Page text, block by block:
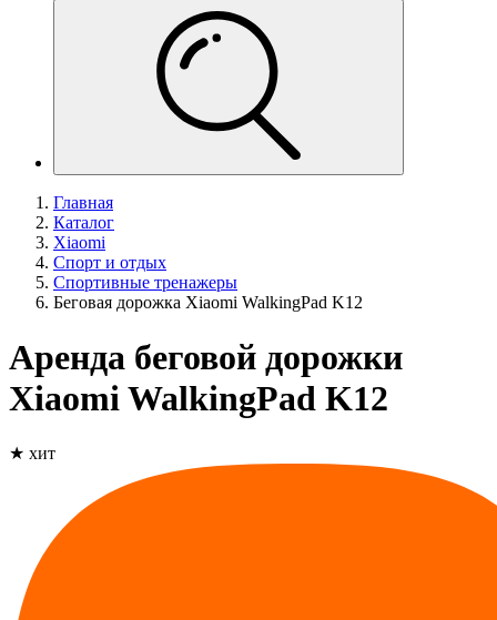
Главная
Каталог
Xiaomi
Спорт и отдых
Спортивные тренажеры
Беговая дорожка Xiaomi WalkingPad K12
Аренда беговой дорожки
Xiaomi WalkingPad K12
★ хит